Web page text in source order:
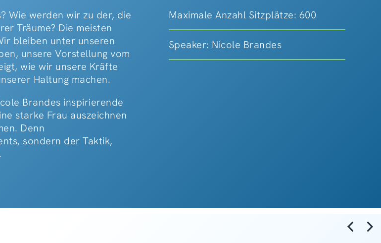
Wie werden wir zu der, die
Träume? Die meisten
bleiben unter unseren
unsere Vorstellung vom
wie wir unsere Kräfte
Haltung machen.
Brandes inspirierende
starke Frau auszeichnen
Denn
sondern der Taktik,
Maximale Anzahl Sitzplätze: 600
Speaker: Nicole Brandes